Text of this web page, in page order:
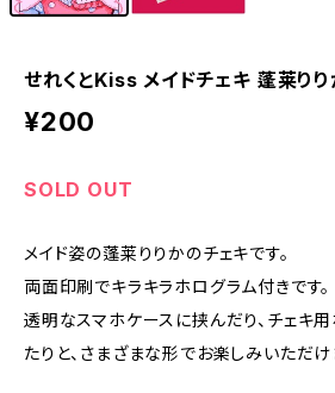
せれくとKiss メイドチェキ 蓬莱りり
¥200
SOLD OUT
メイド姿の蓬莱りりかのチェキです。
両面印刷でキラキラホログラム付きです。
透明なスマホケースに挟んだり、チェキ
たりと、さまざまな形でお楽しみいただけ